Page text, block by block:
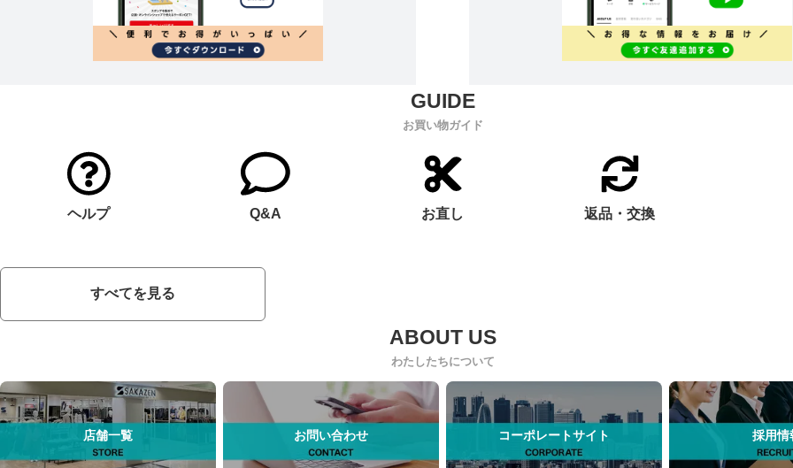
お買い物ガイド
ヘルプ Q&A お直し 返品・交換
すべてを見る
わたしたちについて
店舗一覧 お問い合わせ コーポレートサイト 採用情